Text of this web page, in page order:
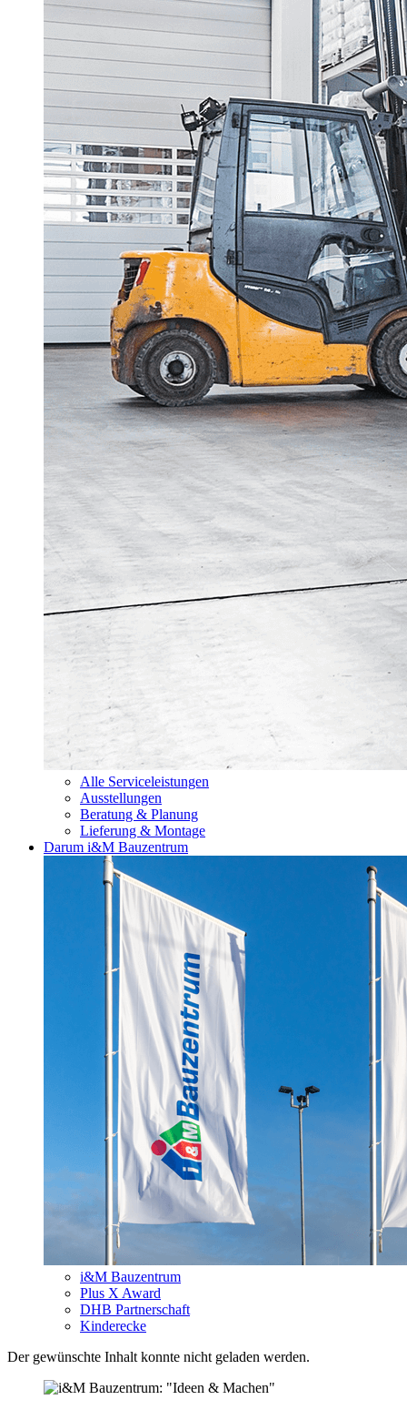
Alle Serviceleistungen
Ausstellungen
Beratung & Planung
Lieferung & Montage
Darum i&M Bauzentrum
i&M Bauzentrum
Plus X Award
DHB Partnerschaft
Kinderecke
Der gewünschte Inhalt konnte nicht geladen werden.